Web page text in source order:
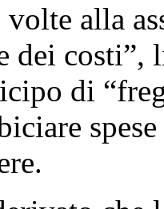
alla
dei costi”,
di